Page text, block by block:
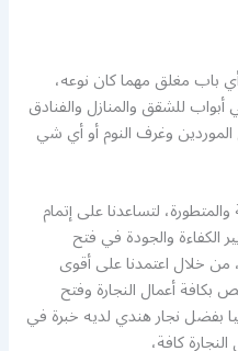
باب مغلق مهما كان نوعه،
للشقق والمنازل والفنادق
الموردين وغرف النوم أو أي شي
لتساعدنا على إتمام
الكفاءة والجودة في فتح
من خلال اعتمدنا على أقوى
أعمال النجارة وفتح
بفضل نجار هندي لديه خبرة في
كافة،